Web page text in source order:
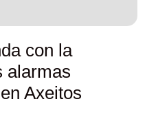
con la
alarmas
Axeitos